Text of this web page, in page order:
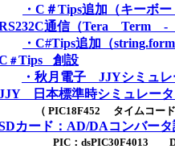
・C＃Tips追加（キーボ
RS232C通信（Tera Term -
・C#Tips追加（
＃Tips
創設
・秋月電子 JJYシミュレ
JJY 日本標準時シミュレー
（ PIC18F452 タイムコー
SDカード：AD/DAコンバー
DAコンバ